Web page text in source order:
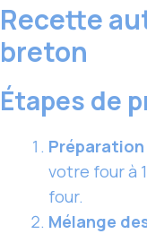
Recette
breton
Étapes de
votre four à
four.
Mélange